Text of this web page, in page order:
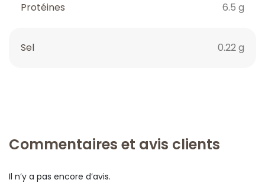
Protéines 6.5 g
Sel 0.22 g
Commentaires et avis clients
Il n’y a pas encore d’avis.